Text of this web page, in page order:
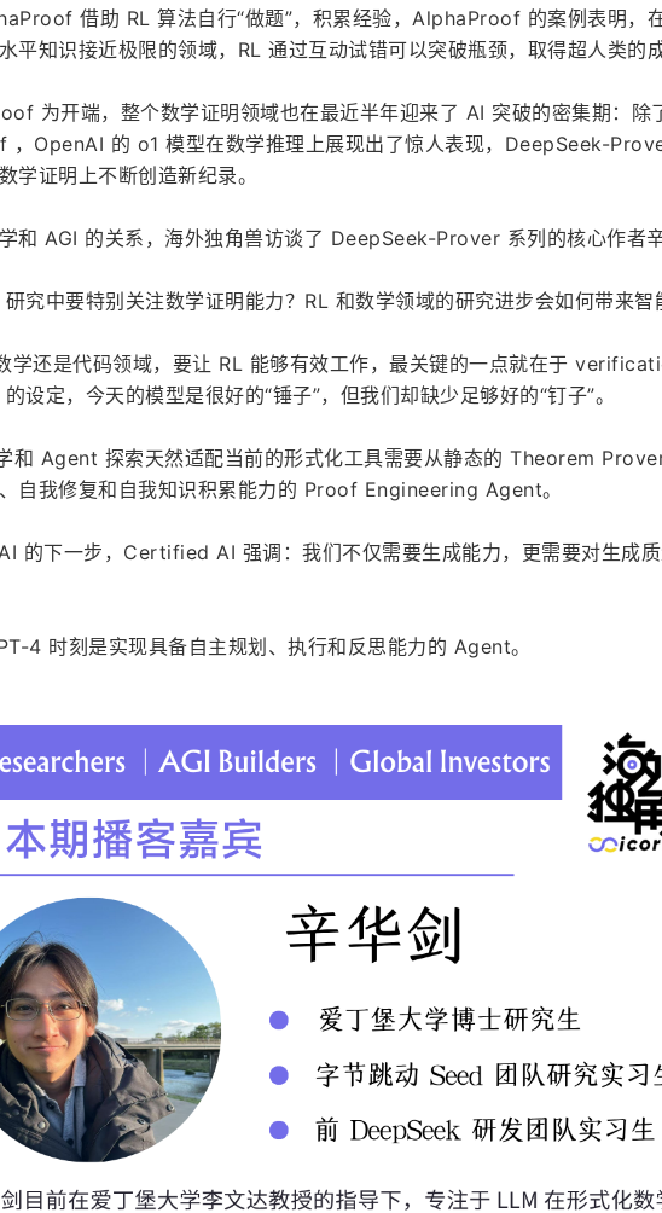
借助 RL 算法自行“做题”，积累经验，AlphaProof 的案例表明，
平知识接近极限的领域，RL 通过互动试错可以突破瓶颈，取得超人类的成
为开端，整个数学证明领域也在最近半年迎来了 AI 突破的密集期：除
OpenAI 的 o1 模型在数学推理上展现出了惊人表现，DeepSeek-
学证明上不断创造新纪录。
和 AGI 的关系，海外独角兽访谈了 DeepSeek-Prover 系列的核心作者辛
究中要特别关注数学证明能力？RL 和数学领域的研究进步会如何带来智
学还是代码领域，要让 RL 能够有效工作，最关键的一点就在于
设定，今天的模型是很好的“锤子”，但我们却缺少足够好的“钉子”。
和 Agent 探索天然适配当前的形式化工具需要从静态的 Theorem
自我修复和自我知识积累能力的 Proof Engineering Agent。
的下一步，Certified AI 强调：我们不仅需要生成能力，更需要对生成
4 时刻是实现具备自主规划、执行和反思能力的 Agent。